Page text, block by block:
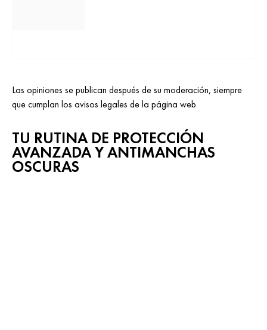
Las opiniones se publican después de su moderación, siempre
que cumplan los avisos legales de la página web.
TU RUTINA DE PROTECCIÓN
AVANZADA Y ANTIMANCHAS
OSCURAS